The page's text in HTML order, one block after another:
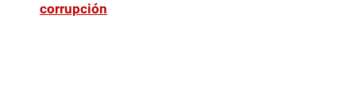
corrupción